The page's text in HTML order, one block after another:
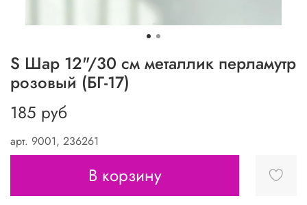
арт. 9001, 236261
S Шар 12"/30 см металлик перламутр
розовый (БГ-17)
185 руб
В корзину